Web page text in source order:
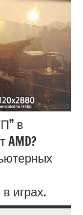
в
AMD?
играх.